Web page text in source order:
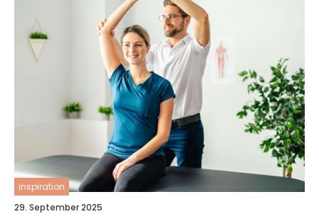
inspiration
29. September 2025